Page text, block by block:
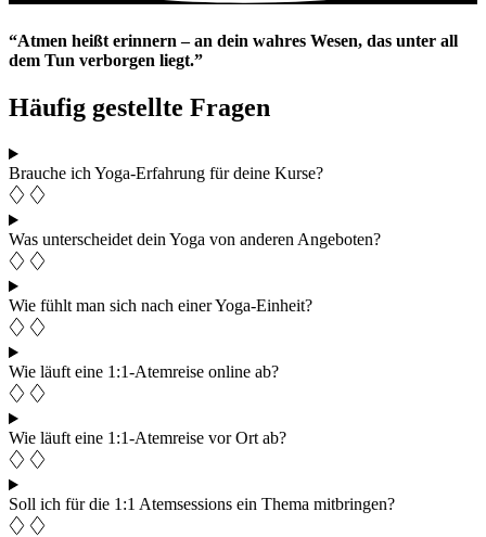
“Atmen heißt erinnern – an dein wahres Wesen, das unter all
dem Tun verborgen liegt.”
Häufig gestellte Fragen
Brauche ich Yoga-Erfahrung für deine Kurse?
Was unterscheidet dein Yoga von anderen Angeboten?
Wie fühlt man sich nach einer Yoga-Einheit?
Wie läuft eine 1:1-Atemreise online ab?
Wie läuft eine 1:1-Atemreise vor Ort ab?
Soll ich für die 1:1 Atemsessions ein Thema mitbringen?